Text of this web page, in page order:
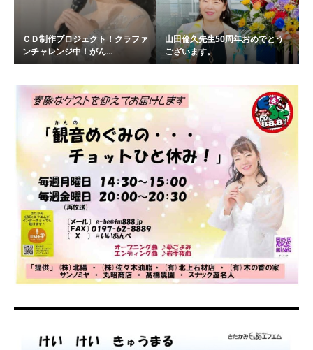
ＣＤ制作プロジェクト！クラファ
ンチャレンジ中！がん...
山田倫久先生50周年おめでとう
ございます。